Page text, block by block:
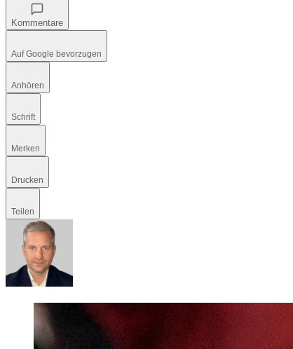
Kommentare
Auf Google bevorzugen
Anhören
Schrift
Merken
Drucken
Teilen